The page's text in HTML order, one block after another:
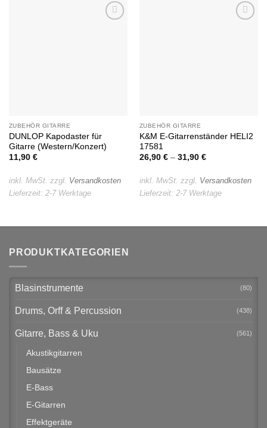
ZUBEHÖR GITARRE
DUNLOP Kapodaster für
Gitarre (Western/Konzert)
11,90 €
inkl. MwSt. zzgl. Versandkosten
Lieferzeit: 2-7 Werktage
ZUBEHÖR GITARRE
K&M E-Gitarrenständer HELI2
17581
26,90 €– 31,90 €
inkl. MwSt. zzgl. Versandkosten
Lieferzeit: 2-7 Werktage
PRODUKTKATEGORIEN
Blasinstrumente (80)
Drums, Orff & Percussion (438)
Gitarre, Bass & Uku (561)
Akustikgitarren
Bausätze
E-Bass
E-Gitarren
Effektgeräte